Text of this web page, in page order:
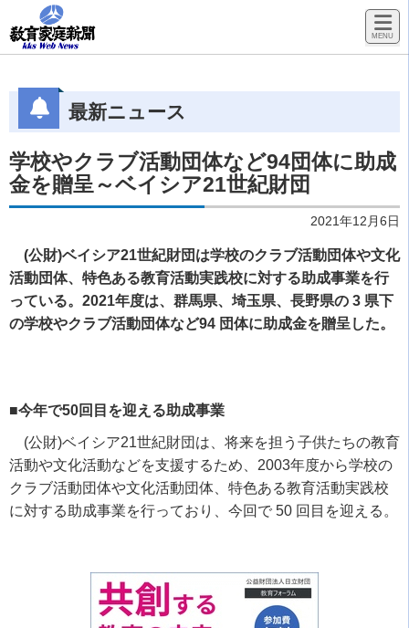
最新ニュース
学校やクラブ活動団体など94団体に助成
金を贈呈～ベイシア21世紀財団
2021年12月6日
(公財)ベイシア21世紀財団は学校のクラブ活動団体や文化
活動団体、特色ある教育活動実践校に対する助成事業を行
っている。2021年度は、群馬県、埼玉県、長野県の 3 県下
の学校やクラブ活動団体など94 団体に助成金を贈呈した。
■今年で50回目を迎える助成事業
(公財)ベイシア21世紀財団は、将来を担う子供たちの教育
活動や文化活動などを支援するため、 2003年度から学校の
クラブ活動団体や文化活動団体、特色ある教育活動実践校
に対する助成事業を行っており、今回で 50 回目を迎える。